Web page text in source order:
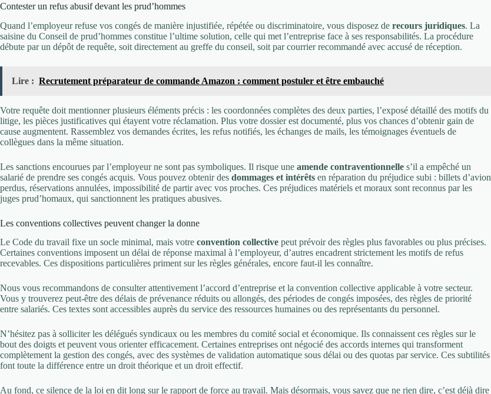
Contester un refus abusif devant les prud’hommes
Quand l’employeur refuse vos congés de manière injustifiée, répétée ou discriminatoire, vous disposez de recours juridiques. La
saisine du Conseil de prud’hommes constitue l’ultime solution, celle qui met l’entreprise face à ses responsabilités. La procédure
débute par un dépôt de requête, soit directement au greffe du conseil, soit par courrier recommandé avec accusé de réception.
Lire : Recrutement préparateur de commande Amazon : comment postuler et être embauché
Votre requête doit mentionner plusieurs éléments précis : les coordonnées complètes des deux parties, l’exposé détaillé des motifs du
litige, les pièces justificatives qui étayent votre réclamation. Plus votre dossier est documenté, plus vos chances d’obtenir gain de
cause augmentent. Rassemblez vos demandes écrites, les refus notifiés, les échanges de mails, les témoignages éventuels de
collègues dans la même situation.
Les sanctions encourues par l’employeur ne sont pas symboliques. Il risque une amende contraventionnelle s’il a empêché un
salarié de prendre ses congés acquis. Vous pouvez obtenir des dommages et intérêts en réparation du préjudice subi : billets d’avion
perdus, réservations annulées, impossibilité de partir avec vos proches. Ces préjudices matériels et moraux sont reconnus par les
juges prud’homaux, qui sanctionnent les pratiques abusives.
Les conventions collectives peuvent changer la donne
Le Code du travail fixe un socle minimal, mais votre convention collective peut prévoir des règles plus favorables ou plus précises.
Certaines conventions imposent un délai de réponse maximal à l’employeur, d’autres encadrent strictement les motifs de refus
recevables. Ces dispositions particulières priment sur les règles générales, encore faut-il les connaître.
Nous vous recommandons de consulter attentivement l’accord d’entreprise et la convention collective applicable à votre secteur.
Vous y trouverez peut-être des délais de prévenance réduits ou allongés, des périodes de congés imposées, des règles de priorité
entre salariés. Ces textes sont accessibles auprès du service des ressources humaines ou des représentants du personnel.
N’hésitez pas à solliciter les délégués syndicaux ou les membres du comité social et économique. Ils connaissent ces règles sur le
bout des doigts et peuvent vous orienter efficacement. Certaines entreprises ont négocié des accords internes qui transforment
complètement la gestion des congés, avec des systèmes de validation automatique sous délai ou des quotas par service. Ces subtilités
font toute la différence entre un droit théorique et un droit effectif.
Au fond, ce silence de la loi en dit long sur le rapport de force au travail. Mais désormais, vous savez que ne rien dire, c’est déjà dire